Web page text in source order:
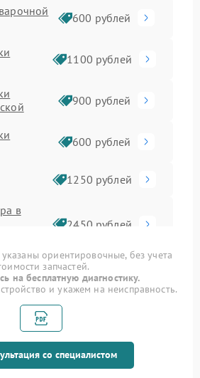
600 рублей
1100 рублей
900 рублей
600 рублей
1250 рублей
в
2450 рублей
1600 рублей
ориентировочные, без учета
запчастей.
на бесплатную диагностику.
и укажем на неисправность.
со специалистом